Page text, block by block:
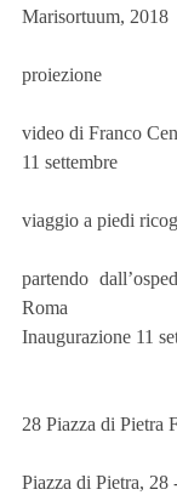
Marisortuum, 2018
proiezione
video di Franco
11 settembre
viaggio a piedi
partendo
Roma
Inaugurazione 11
28 Piazza di Pietra
Piazza di Pietra, 28